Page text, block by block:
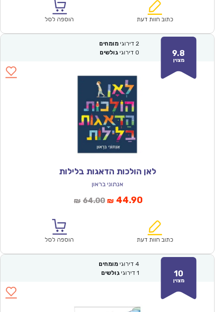
₪64.00.
הוא:
כתוב חוות דעת הוספה לסל
9.8
מצוין
2 דירוגי מומחים
0 דירוגי גולשים
לאן הולכות הדאגות בלילות
אנתוני בראון
₪ 64.00המחיר
₪64.00.
₪ 44.90המחיר
הוא:
כתוב חוות דעת הוספה לסל
10
מצוין
4 דירוגי מומחים
1 דירוגי גולשים